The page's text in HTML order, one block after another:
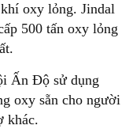
oxy lỏng. Jindal
500 tấn oxy lỏng
Ấn Độ sử dụng
oxy sẵn cho người
khác.